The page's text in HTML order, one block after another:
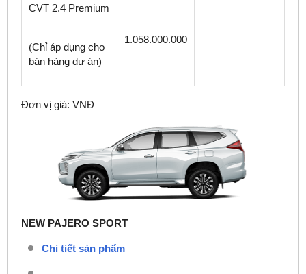
CVT 2.4 Premium
(Chỉ áp dụng cho
bán hàng dự án)
1.058.000.000
Đơn vị giá: VNĐ
NEW PAJERO SPORT
Chi tiết sản phẩm